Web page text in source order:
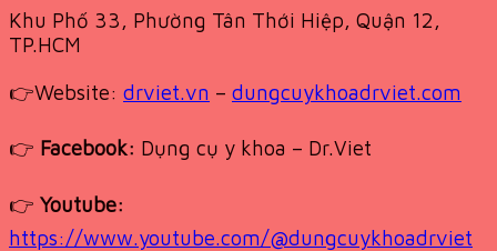
Khu Phố 33, Phường Tân Thới Hiệp, Quận 12,
TP.HCM
👉Website: drviet.vn – dungcuykhoadrviet.com
👉 Facebook: Dụng cụ y khoa – Dr.Viet
👉 Youtube:
https://www.youtube.com/@dungcuykhoadrviet